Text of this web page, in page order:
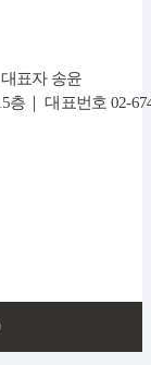
표자 송윤
｜ 대표번호 02-